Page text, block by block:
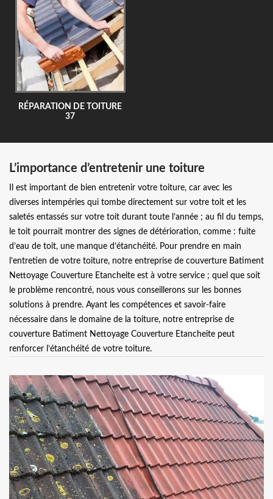
RÉPARATION DE TOITURE
37
L’importance d’entretenir une toiture
Il est important de bien entretenir votre toiture, car avec les
diverses intempéries qui tombe directement sur votre toit et les
saletés entassés sur votre toit durant toute l’année ; au fil du temps,
le toit pourrait montrer des signes de détérioration, comme : fuite
d’eau de toit, une manque d’étanchéité. Pour prendre en main
l’entretien de votre toiture, notre entreprise de couverture Batiment
Nettoyage Couverture Etancheite est à votre service ; quel que soit
le problème rencontré, nous vous conseillerons sur les bonnes
solutions à prendre. Ayant les compétences et savoir-faire
nécessaire dans le domaine de la toiture, notre entreprise de
couverture Batiment Nettoyage Couverture Etancheite peut
renforcer l’étanchéité de votre toiture.